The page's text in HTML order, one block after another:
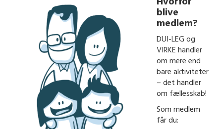
blive
medlem?
DUI-LEG og
VIRKE handler
om mere end
bare aktiviteter
– det handler
om fællesskab!
Som medlem
får du: